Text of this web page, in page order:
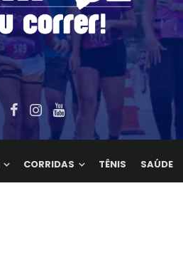
CORRIDAS TÊNIS SAÚDE